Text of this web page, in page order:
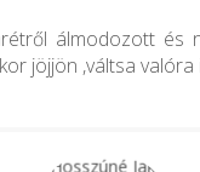
álmodozott és
jöjjön ,váltsa valóra